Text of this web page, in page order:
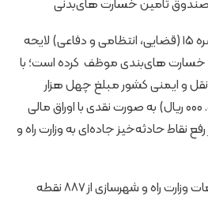
دولت حتی طبق بند الف تبصره ۱۵ (قضایی، انتظامی و دفاعی) لایحه
تامین خسارت های‌بندی موظف کرده است؛ با
و ایمنی کشور مبلغ چهل هزار
میلیارد ریال (۴۰.۰۰۰. ۰۰۰.۰۰۰. ۰۰۰ ریال) به صورت نقدی با اوراق مالی
نقاط حادثه‌خیز جاده‌ای به وزارت راه و
گفتنی است، بر اساس مطالعات وزارت راه و شهرسازی از ۸۸۷ نقطه